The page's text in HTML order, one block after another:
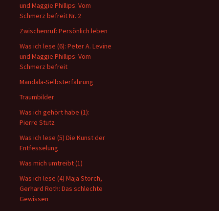
und Maggie Phillips: Vom
Schmerz befreit Nr. 2
Zwischenruf: Persönlich leben
Was ich lese (6): Peter A. Levine
und Maggie Phillips: Vom
Schmerz befreit
Mandala-Selbsterfahrung
Traumbilder
Was ich gehört habe (1):
Pierre Stutz
Was ich lese (5) Die Kunst der
Entfesselung
Was mich umtreibt (1)
Was ich lese (4) Maja Storch,
Gerhard Roth: Das schlechte
Gewissen